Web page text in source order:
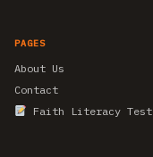
PAGES
About Us
Contact
Faith Literacy Test